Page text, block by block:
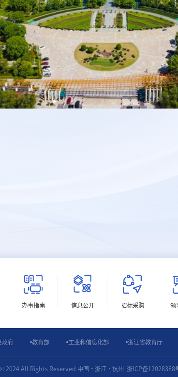
办事指南 信息公开 招标采购 领
政府 教育部 工业和信息化部 浙江省教育厅
2024 All Rights Reserved 中国・浙江・杭州 浙ICP备12028388